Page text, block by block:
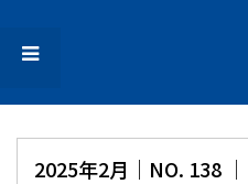
2025年2月｜NO. 138